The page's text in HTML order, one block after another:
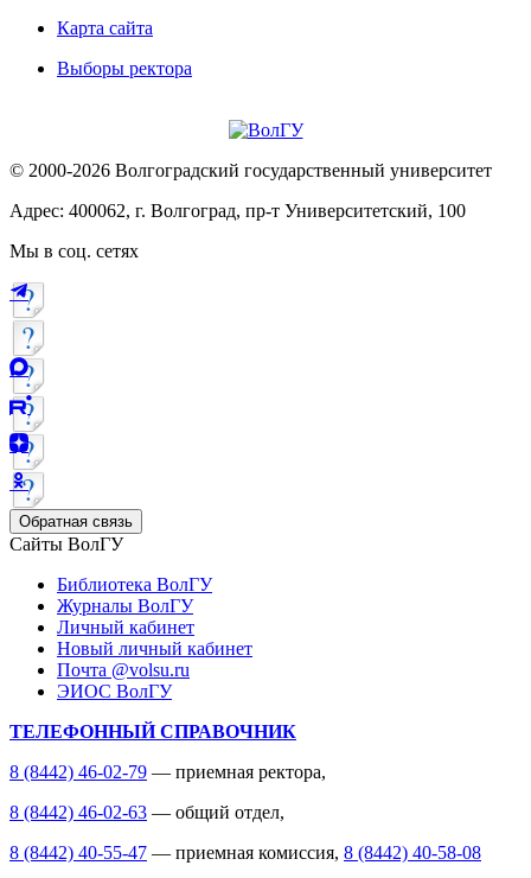
Карта сайта
Выборы ректора
© 2000-2026 Волгоградский государственный университет
Адрес: 400062, г. Волгоград, пр-т Университетский, 100
Мы в соц. сетях
Обратная связь
Сайты ВолГУ
Библиотека ВолГУ
Журналы ВолГУ
Личный кабинет
Новый личный кабинет
Почта @volsu.ru
ЭИОС ВолГУ
ТЕЛЕФОННЫЙ СПРАВОЧНИК
8 (8442) 46-02-79 — приемная ректора,
8 (8442) 46-02-63 — общий отдел,
8 (8442) 40-55-47 — приемная комиссия, 8 (8442) 40-58-08